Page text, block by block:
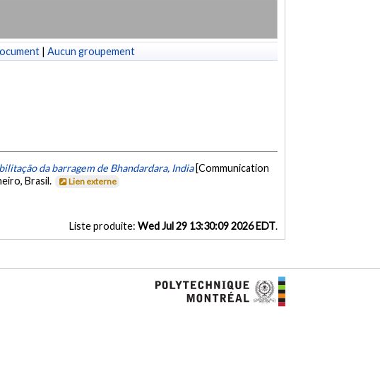
| Aucun groupement
da barragem de Bhandardara, India [Communication
Brasil.
Lien externe
Liste produite: Wed Jul 29 13:30:09 2026 EDT.